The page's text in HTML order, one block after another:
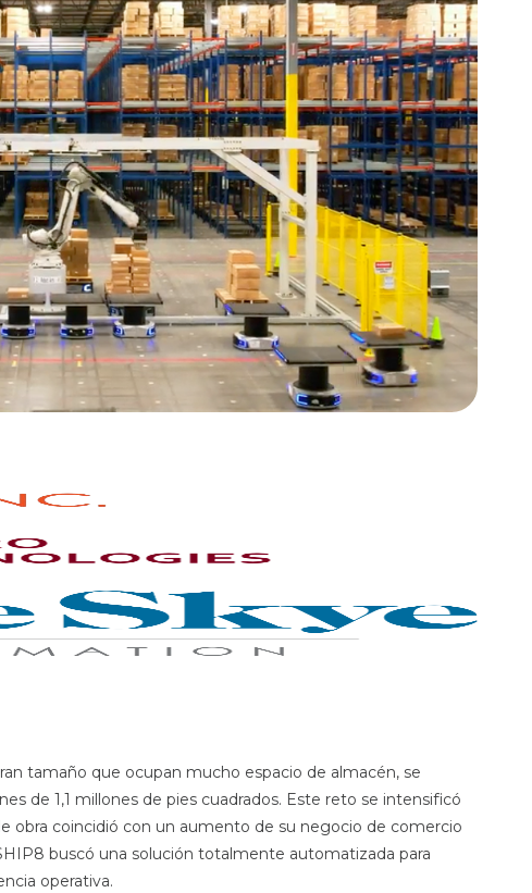
tamaño que ocupan mucho espacio de almacén, se
de 1,1 millones de pies cuadrados. Este reto se intensificó
obra coincidió con un aumento de su negocio de comercio
buscó una solución totalmente automatizada para
operativa.